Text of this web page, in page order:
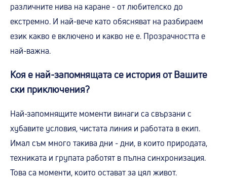
различните нива на каране - от любителско до
екстремно. И най-вече като обясняват на разбираем
език какво е включено и какво не е. Прозрачността е
най-важна.
Коя е най-запомнящата се история от Вашите
ски приключения?
Най-запомнящите моменти винаги са свързани с
хубавите условия, чистата линия и работата в екип.
Имал съм много такива дни - дни, в които природата,
техниката и групата работят в пълна синхронизация.
Това са моменти, които остават за цял живот.